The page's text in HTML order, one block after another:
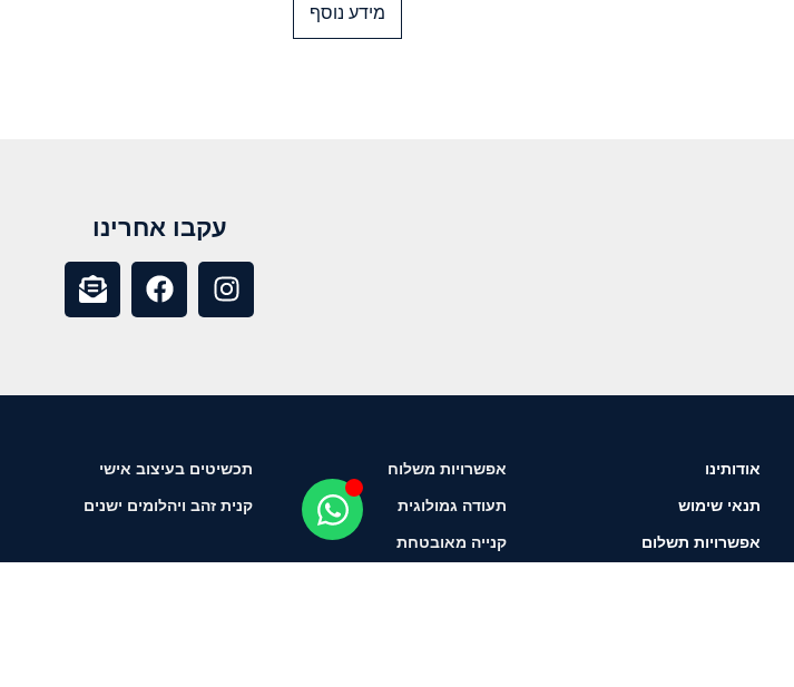
מידע נוסף
עקבו אחרינו
אודותינו
תנאי שימוש
אפשרויות תשלום
אפשרויות משלוח
תעודה גמולוגית
קנייה מאובטחת
תכשיטים בעיצוב אישי
קנית זהב ויהלומים ישנים